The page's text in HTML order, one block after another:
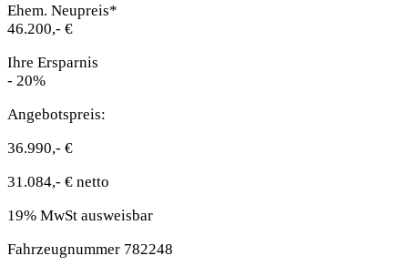
Ehem. Neupreis*
46.200,- €
Ihre Ersparnis
- 20%
Angebotspreis:
36.990,- €
31.084,- € netto
19% MwSt ausweisbar
Fahrzeugnummer 782248